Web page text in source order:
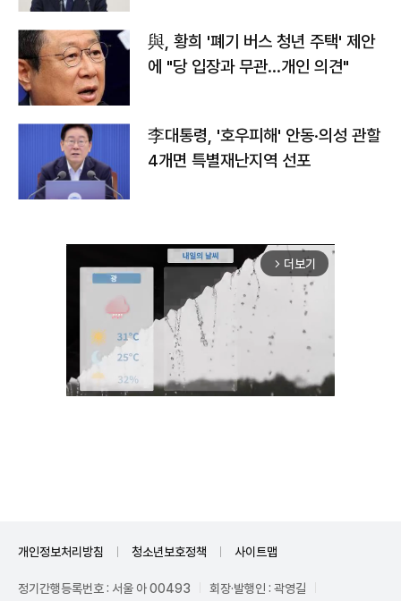
與, 황희 '폐기 버스 청년 주택' 제안
에 "당 입장과 무관…개인 의견"
李대통령, '호우피해' 안동·의성 관할
4개면 특별재난지역 선포
arrow_forward_ios 더보기
개인정보처리방침 청소년보호정책 사이트맵
정기간행등록번호 : 서울 아 00493 회장·발행인 : 곽영길